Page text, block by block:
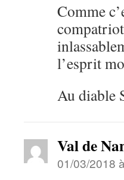
Comme
l’esprit
Au diable
Val de
01/03/2018